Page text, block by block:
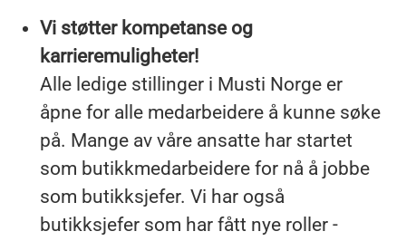
Vi støtter kompetanse og
karrieremuligheter!
Alle ledige stillinger i Musti Norge er
åpne for alle medarbeidere å kunne søke
på. Mange av våre ansatte har startet
som butikkmedarbeidere for nå å jobbe
som butikksjefer. Vi har også
butikksjefer som har fått nye roller -